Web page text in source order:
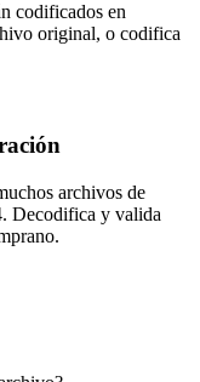
codificados en
original, o codifica
archivos de
Decodifica y valida